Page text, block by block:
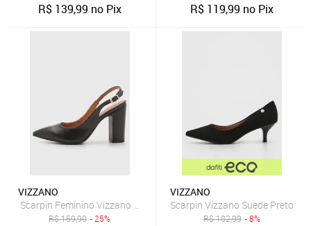
R$ 139,99 no Pix R$ 119,99 no Pix
VIZZANO
Scarpin Feminino Vizzano Slingback Salto Quadrado Preto
R$159,90 - 25%
VIZZANO
Scarpin Vizzano Suede Preto
R$102,99 - 8%